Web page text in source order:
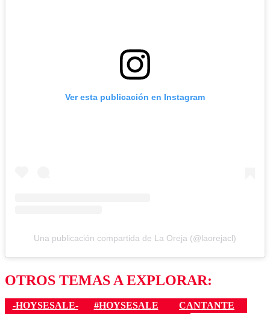
Ver esta publicación en Instagram
Una publicación compartida de La Oreja (@laorejacl)
OTROS TEMAS A EXPLORAR:
-HOYSESALE- #HOYSESALE
CANTANTE